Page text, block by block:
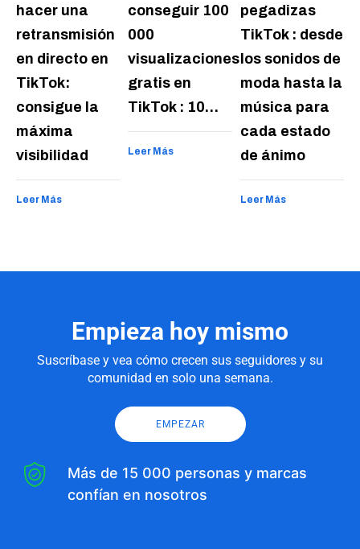
hacer una
retransmisión
en directo en
TikTok:
consigue la
máxima
visibilidad
Leer Más
conseguir 100
000
visualizaciones
gratis en
TikTok : 10…
Leer Más
pegadizas
TikTok : desde
los sonidos de
moda hasta la
música para
cada estado
de ánimo
Leer Más
Empieza hoy mismo
Suscríbase y vea cómo crecen sus seguidores y su
comunidad en solo una semana.
EMPEZAR
Más de 15 000 personas y marcas
confían en nosotros